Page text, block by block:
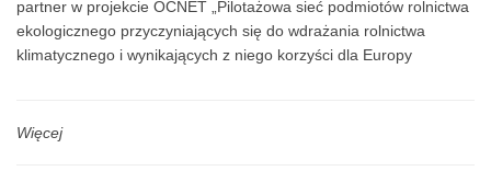
partner w projekcie OCNET „Pilotażowa sieć podmiotów rolnictwa
ekologicznego przyczyniających się do wdrażania rolnictwa
klimatycznego i wynikających z niego korzyści dla Europy
ekologicznych gospodarstwach mleczarskich zrzeszonych w HUB
Więcej